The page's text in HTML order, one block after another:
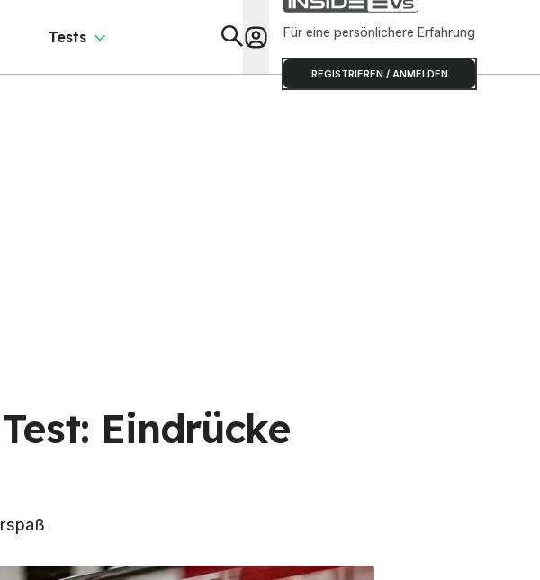
Tests Für eine persönlichere Erfahrung
REGISTRIEREN / ANMELDEN
Eindrücke